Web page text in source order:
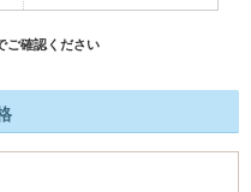
ご確認ください